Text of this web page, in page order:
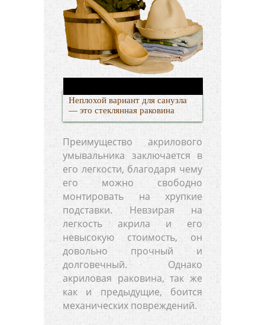
Неплохой вариант для санузла
— это стеклянная раковина
Преимущество акрилового
умывальника заключается в
его легкости, благодаря чему
его можно свободно
монтировать на хрупкие
подставки. Невзирая на
легкость акрила и его
невысокую стоимость, он
довольно прочный и
долговечный. Однако
акриловая раковина, так же
как и предыдущие, боится
механических повреждений.